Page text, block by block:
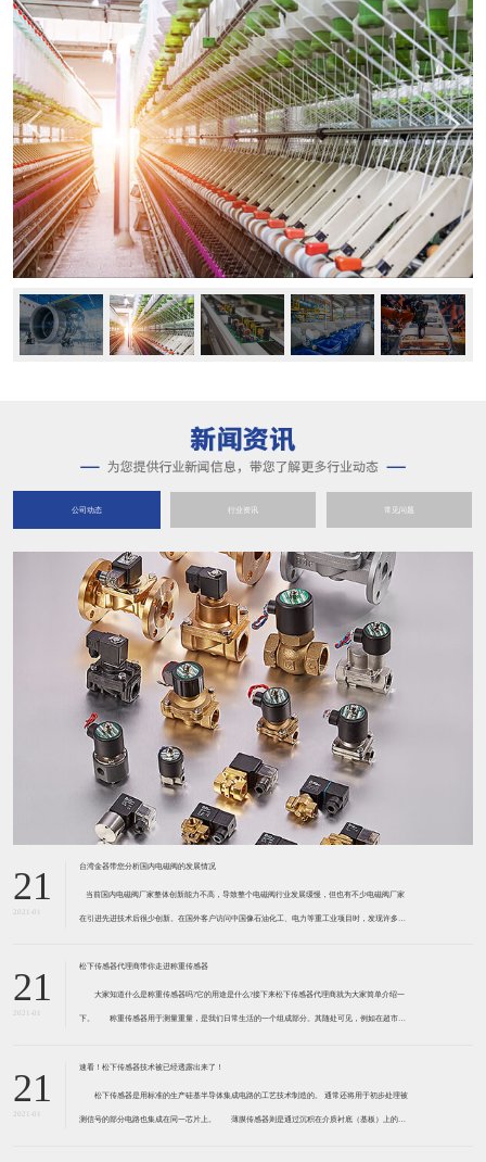
公司动态 行业资讯 常见问题
21
2021-01
台湾金器带您分析国内电磁阀的发展情况
​ 当前国内电磁阀厂家整体创新能力不高，导致整个电磁阀行业发展缓慢，但也有不少电磁阀厂家
在引进先进技术后很少创新。在国外客户访问中国像石油化工、电力等重工业项目时，发现许多项
21
2021-01
松下传感器代理商带你走进称重传感器
大家知道什么是称重传感器吗?它的用途是什么?接下来松下传感器代理商就为大家简单介绍一
下。 称重传感器用于测量重量，是我们日常生活的一个组成部分。其随处可见，例如在超市柜
带有应变片的弹性体组成。弹性体通常由钢
21
2021-01
速看！松下传感器技术被已经透露出来了！
松下传感器是用标准的生产硅基半导体集成电路的工艺技术制造的。 通常还将用于初步处理被
测信号的部分电路也集成在同一芯片上。 薄膜传感器则是通过沉积在介质衬底（基板）上的，